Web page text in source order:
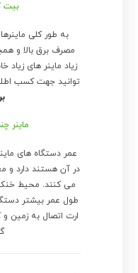
بیت
به طور کلی
مصرف برق بالا و
زیاد ماینر های زیاد
توانید جهت کسب
ماینر
عمر دستگاه های
می کنند. محیط
طول عمر بیشتر
ارت اتصال به زمین و